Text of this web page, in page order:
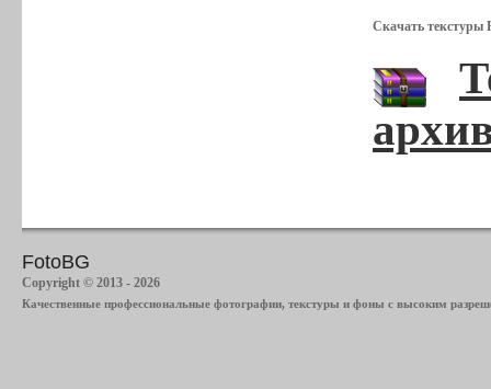
Скачать текстуры
FotoBG
Copyright © 2013 - 2026
Качественные профессиональные фотографии, текстуры и фоны с высоким